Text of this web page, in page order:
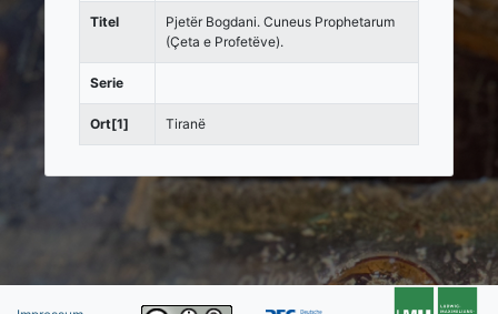
Titel
Pjetër Bogdani. Cuneus Prophetarum
(Çeta e Profetëve).
Serie
Ort[1] Tiranë